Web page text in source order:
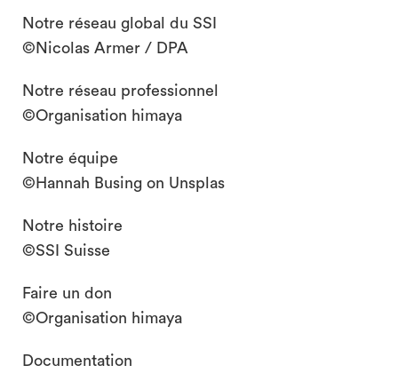
Notre réseau global du SSI
©Nicolas Armer / DPA
Notre réseau professionnel
©Organisation himaya
Notre équipe
©Hannah Busing on Unsplas
Notre histoire
©SSI Suisse
Faire un don
©Organisation himaya
Documentation